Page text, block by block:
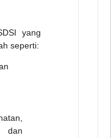
yang
seperti: